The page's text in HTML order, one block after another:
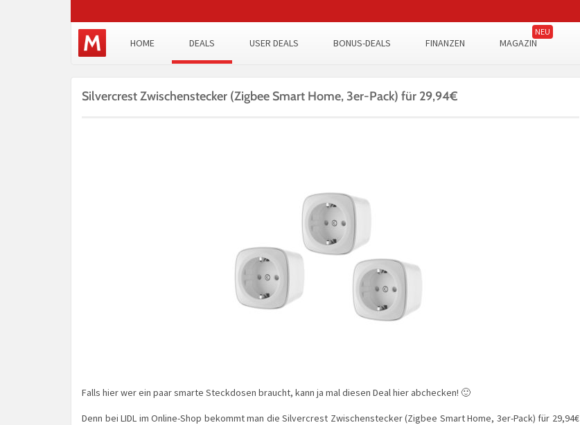
HOME DEALS USER DEALS BONUS-DEALS FINANZEN MAGAZIN
Silvercrest Zwischenstecker (Zigbee Smart Home, 3er-Pack) für 29,94€
Falls hier wer ein paar smarte Steckdosen braucht, kann ja mal diesen Deal hier abchecken! 🙂
Denn bei LIDL im Online-Shop bekommt man die Silvercrest Zwischenstecker (Zigbee Smart Home, 3er-Pack) für 29,94€